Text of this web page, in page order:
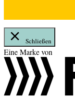
Schließen
Zum
Inhalt
springen
Eine Marke von